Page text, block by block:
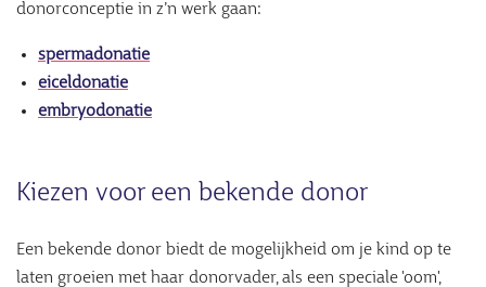
donorconceptie in z’n werk gaan:
spermadonatie
eiceldonatie
embryodonatie
Kiezen voor een bekende donor
Een bekende donor biedt de mogelijkheid om je kind op te
laten groeien met haar donorvader, als een speciale 'oom',